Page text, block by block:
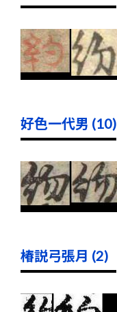
好色一代男 (10)
椿説弓張月 (2)